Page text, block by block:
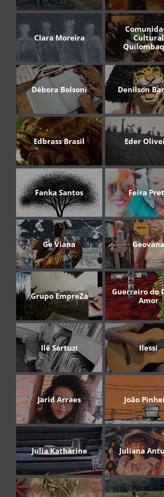
Clara Moreira
Cultural
Débora Bolsoni Denilson
Edbrass Brasil Eder
Fanka Santos Feira
Ge Viana Geovana
Grupo EmpreZa
Guerreiro do
Amor
Ilê Sartuzi Ilessi
Jarid Arraes João
Julia Katharine Juliana